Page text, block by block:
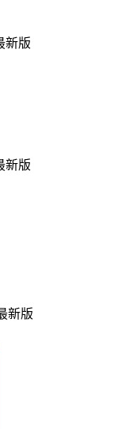
新版
新版
新版